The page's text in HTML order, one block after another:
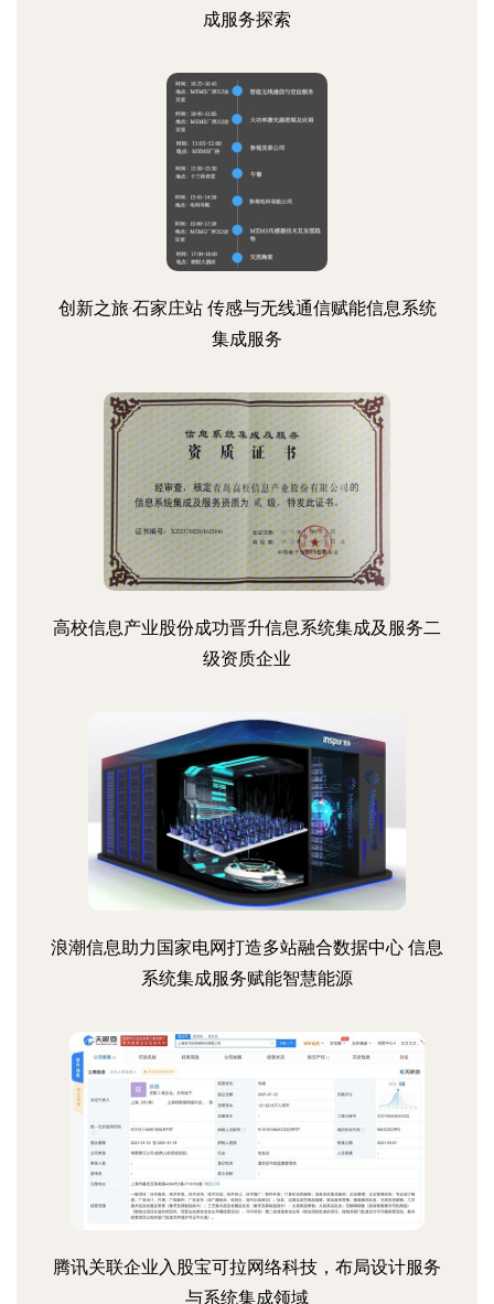
成服务探索
创新之旅·石家庄站 传感与无线通信赋能信息系统
集成服务
高校信息产业股份成功晋升信息系统集成及服务二
级资质企业
浪潮信息助力国家电网打造多站融合数据中心 信息
系统集成服务赋能智慧能源
腾讯关联企业入股宝可拉网络科技，布局设计服务
与系统集成领域